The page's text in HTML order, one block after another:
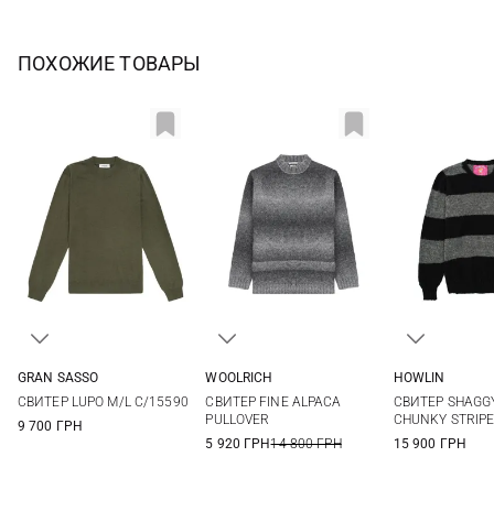
ПОХОЖИЕ ТОВАРЫ
GRAN SASSO
СВИТЕР LUPO M/L C/15590
9 700 ГРН
XXL
WOOLRICH
СВИТЕР FINE ALPACA
PULLOVER
5 920 ГРН14 800 ГРН
HOWLIN
СВИТЕР
CHUNKY
15 900 ГРН